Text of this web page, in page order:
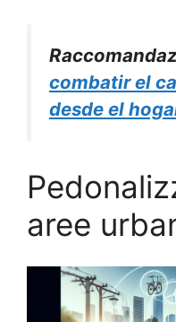
combatir el
desde el
aree